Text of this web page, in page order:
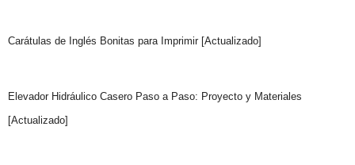
Carátulas de Inglés Bonitas para Imprimir [Actualizado]
Elevador Hidráulico Casero Paso a Paso: Proyecto y Materiales
[Actualizado]